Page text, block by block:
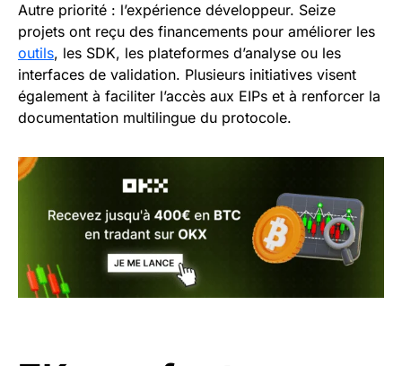
Autre priorité : l’expérience développeur. Seize
projets ont reçu des financements pour améliorer les
outils, les SDK, les plateformes d’analyse ou les
interfaces de validation. Plusieurs initiatives visent
également à faciliter l’accès aux EIPs et à renforcer la
documentation multilingue du protocole.